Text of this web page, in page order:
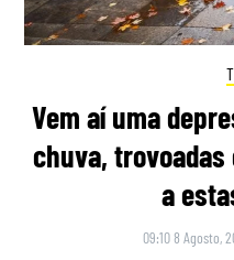
Vem aí uma
chuva,
a
09:10 8 Agosto,